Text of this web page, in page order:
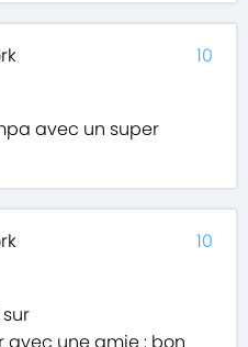
avec un super
10
10